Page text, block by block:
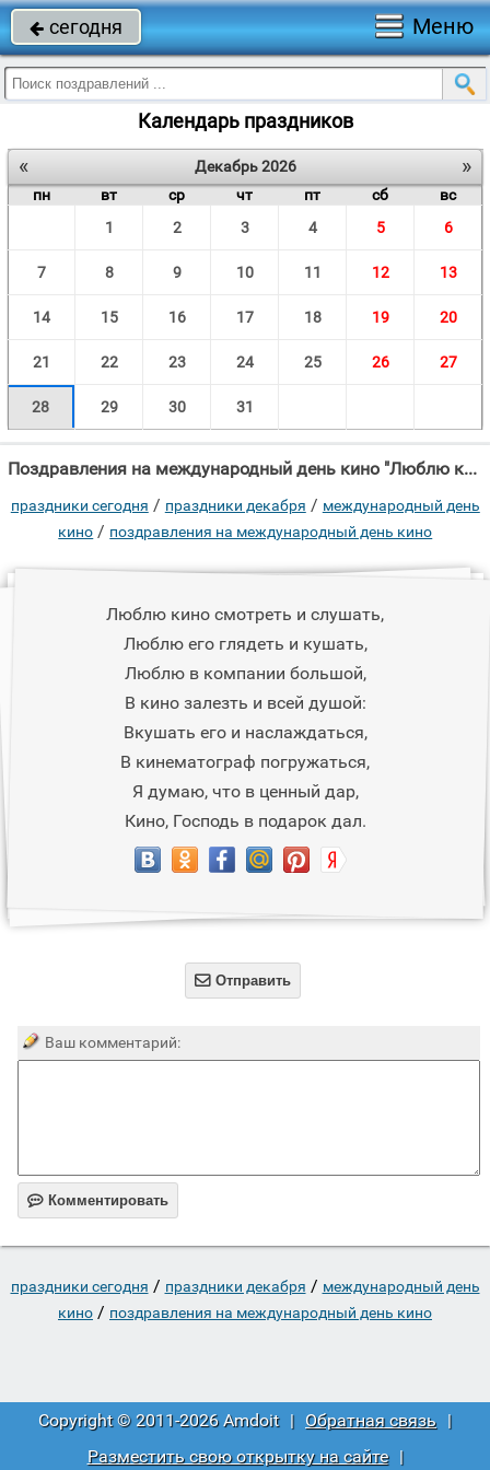
 сегодня Меню
Календарь праздников
« »
Декабрь 2026
пн
вт ср чт пт сб
вс
1
2 3 4 5 6
7 8 9 10 11 12 13
14 15 16 17 18 19 20
21 22 23 24 25 26 27
28 29 30 31
Поздравления на международный день кино "Люблю кино смотреть и слушать, Люблю его глядеть и кушать, Люблю в компании"
праздники сегодня / праздники декабря / международный день
кино / поздравления на международный день кино
Люблю кино смотреть и слушать,
Люблю его глядеть и кушать,
Люблю в компании большой,
В кино залезть и всей душой:
Вкушать его и наслаждаться,
В кинематограф погружаться,
Я думаю, что в ценный дар,
Кино, Господь в подарок дал.
 Отправить
Ваш комментарий:
 Комментировать
праздники сегодня / праздники декабря / международный день
кино / поздравления на международный день кино
Copyright © 2011-2026 Amdoit | Обратная связь |
Разместить свою открытку на сайте
|